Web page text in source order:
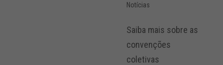
Notícias
Saiba mais sobre as
convenções
coletivas